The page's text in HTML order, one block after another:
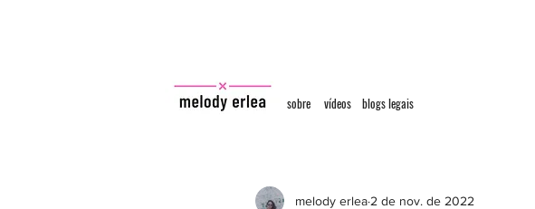
sobre vídeos blogs legais
melody erlea 2 de nov. de 2022